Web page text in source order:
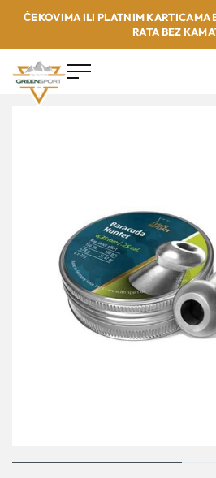
ČEKOVIMA ILI PLATNIM KARTICAMA
RATA BEZ